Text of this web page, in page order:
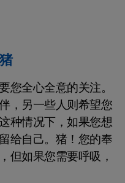
您全心全意的关注。
，另一些人则希望您
种情况下，如果您想
给自己。猪！您的奉
但如果您需要呼吸，